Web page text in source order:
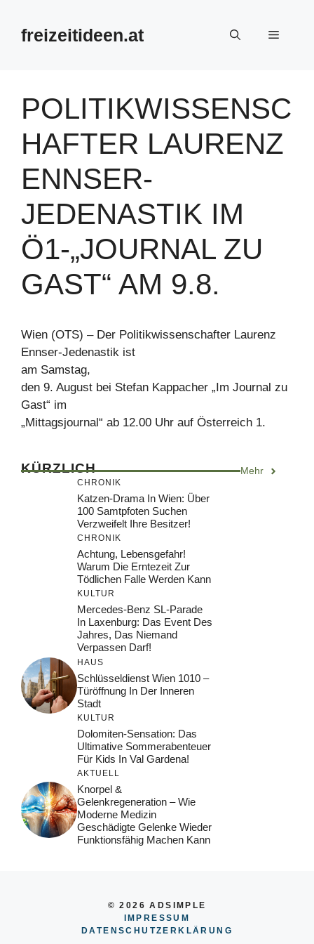
Inhalt
springenfreizeitideen.at Menü
POLITIKWISSENSC
HAFTER LAURENZ
ENNSER-
JEDENASTIK IM
Ö1-„JOURNAL ZU
GAST“ AM 9.8.
Wien (OTS) – Der Politikwissenschafter Laurenz
Ennser-Jedenastik ist
am Samstag,
den 9. August bei Stefan Kappacher „Im Journal zu
Gast“ im
„Mittagsjournal“ ab 12.00 Uhr auf Österreich 1.
KÜRZLICH Mehr
CHRONIK
Katzen-Drama In Wien: Über
100 Samtpfoten Suchen
Verzweifelt Ihre Besitzer!
CHRONIK
Achtung, Lebensgefahr!
Warum Die Erntezeit Zur
Tödlichen Falle Werden Kann
KULTUR
Mercedes-Benz SL-Parade
In Laxenburg: Das Event Des
Jahres, Das Niemand
Verpassen Darf!
HAUS
Schlüsseldienst Wien 1010 –
Türöffnung In Der Inneren
Stadt
KULTUR
Dolomiten-Sensation: Das
Ultimative Sommerabenteuer
Für Kids In Val Gardena!
AKTUELL
Knorpel &
Gelenkregeneration – Wie
Moderne Medizin
Geschädigte Gelenke Wieder
Funktionsfähig Machen Kann
© 2026 ADSIMPLE
IMPRESSUM
DATENSCHUTZERKLÄRUNG